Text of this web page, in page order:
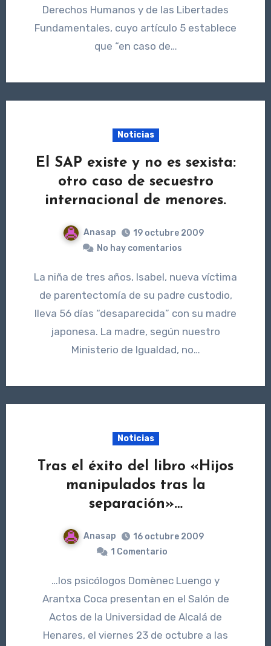
Derechos Humanos y de las Libertades
Fundamentales, cuyo artículo 5 establece
que “en caso de…
Noticias
El SAP existe y no es sexista:
otro caso de secuestro
internacional de menores.
Anasap
19 octubre 2009
No hay comentarios
La niña de tres años, Isabel, nueva víctima
de parentectomía de su padre custodio,
lleva 56 días “desaparecida” con su madre
japonesa. La madre, según nuestro
Ministerio de Igualdad, no…
Noticias
Tras el éxito del libro «Hijos
manipulados tras la
separación»…
Anasap
16 octubre 2009
1 Comentario
…los psicólogos Domènec Luengo y
Arantxa Coca presentan en el Salón de
Actos de la Universidad de Alcalá de
Henares, el viernes 23 de octubre a las